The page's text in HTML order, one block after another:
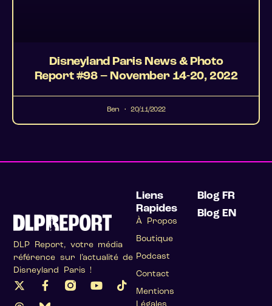
Disneyland Paris News & Photo
Report #98 – November 14-20, 2022
Ben 20/11/2022
DLP Report, votre média
référence sur l’actualité de
Disneyland Paris !
Blog FR
Blog EN
Liens
Rapides
À Propos
Boutique
Podcast
Contact
Mentions